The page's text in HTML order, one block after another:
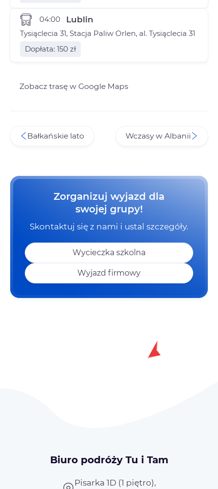
04:00 Lublin
Tysiąclecia 31, Stacja Paliw Orlen, al. Tysiąclecia 31
Dopłata: 150 zł
Zobacz trasę w Google Maps
Bałkańskie lato Wczasy w Albanii
Zorganizuj wyjazd dla
swojej grupy!
Skontaktuj się z nami i ustal szczegóły.
Wycieczka szkolna
Wyjazd firmowy
Biuro podróży Tu i Tam
Pisarka 1D (1 piętro),